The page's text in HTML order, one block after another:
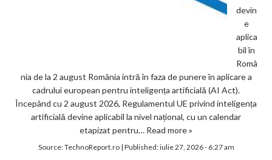
devin
e
aplica
bil în
Româ
nia de la 2 august România intră în faza de punere în aplicare a
cadrului european pentru inteligența artificială (AI Act).
Începând cu 2 august 2026, Regulamentul UE privind inteligența
artificială devine aplicabil la nivel național, cu un calendar
etapizat pentru… Read more »
Source:TechnoReport.ro| Published:iulie 27, 2026 - 6:27 am